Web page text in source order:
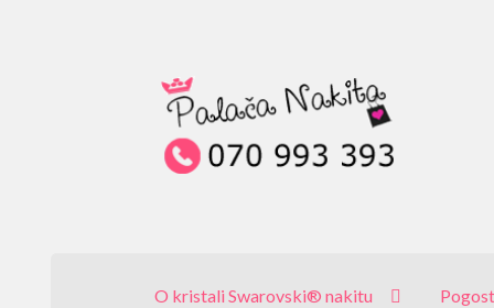
Skip
to
navigation
Skip
to
content
O kristali Swarovski® nakitu